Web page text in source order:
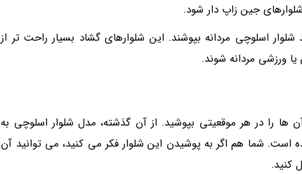
جین زاپ دار شود.
اسلوچی مردانه بپوشند. این شلوارهای گشاد بسیار راحت تر از
ورزشی مردانه شوند.
را در هر موقعیتی بپوشید. از آن گذشته، مدل شلوار اسلوچی به
است. شما هم اگر به پوشیدن این شلوار فکر می کنید، می توانید آن
کنید.